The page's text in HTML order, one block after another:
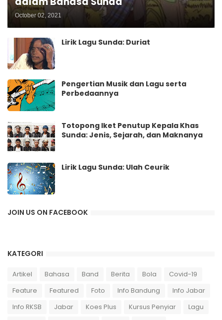
October 02, 2021
Lirik Lagu Sunda: Duriat
Pengertian Musik dan Lagu serta
Perbedaannya
Totopong Iket Penutup Kepala Khas
Sunda: Jenis, Sejarah, dan Maknanya
Lirik Lagu Sunda: Ulah Ceurik
JOIN US ON FACEBOOK
KATEGORI
Artikel Bahasa Band Berita Bola
Covid-19
Feature
Featured Foto Info Bandung
Info Jabar
Info RKSB
Jabar Koes Plus Kursus Penyiar
Lagu